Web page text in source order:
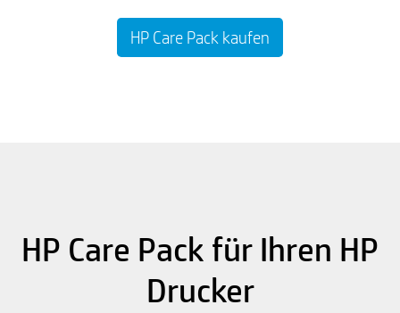
HP Care Pack kaufen
HP Care Pack für Ihren HP
Drucker